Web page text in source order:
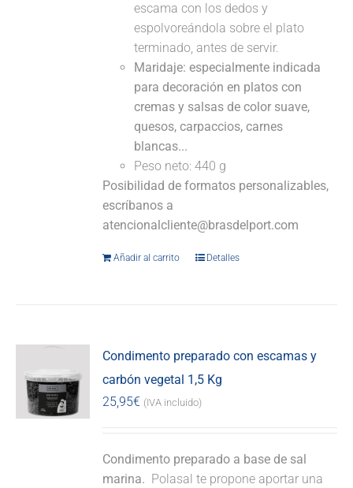
escama con los dedos y
espolvoreándola sobre el plato
terminado, antes de servir.
Maridaje: especialmente indicada
para decoración en platos con
cremas y salsas de color suave,
quesos, carpaccios, carnes
blancas...
Peso neto: 440 g
Posibilidad de formatos personalizables,
escríbanos a
atencionalcliente@brasdelport.com
Añadir al carrito Detalles
Condimento preparado con escamas y
carbón vegetal 1,5 Kg
25,95€ (IVA incluido)
Condimento preparado a base de sal
marina. Polasal te propone aportar una